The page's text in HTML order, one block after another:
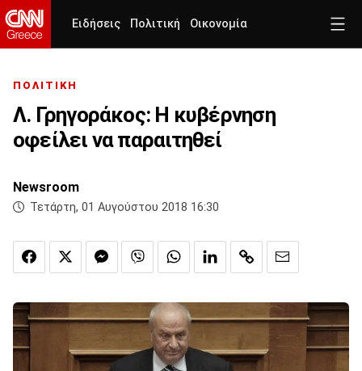
Ειδήσεις Πολιτική Οικονομία
ΠΟΛΙΤΙΚΗ
Λ. Γρηγοράκoς: Η κυβέρνηση
οφείλει να παραιτηθεί
Newsroom
Τετάρτη, 01 Αυγούστου 2018 16:30